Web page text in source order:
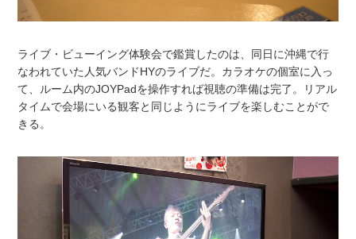
ライブ・ビューイング体験会で鑑賞したのは、同日に沖縄で行
なわれていた人気バンドHYのライブだ。カラオケの個室に入っ
て、ルーム内のJOYPadを操作すれば視聴の準備は完了。リアル
タイムで会場にいる観客と同じようにライブを楽しむことがで
きる。